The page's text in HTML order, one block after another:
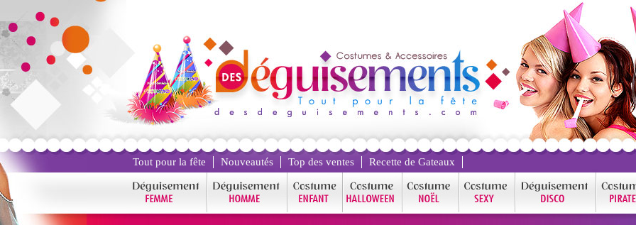
Tout pour la fête Nouveautés Top des ventes Recette de Gateaux